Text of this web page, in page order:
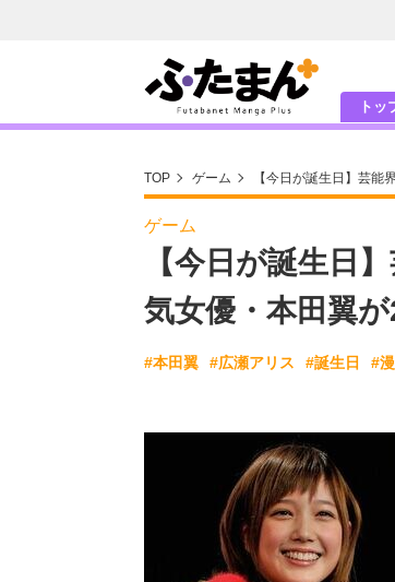
トッ
TOP ゲーム 【今日が誕生日】芸能
ゲーム
【今日が誕生日
気女優・本田翼が
#本田翼 #広瀬アリス #誕生日 #